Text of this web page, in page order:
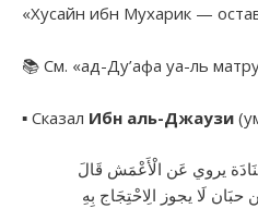
«Хусайн ибн Мухарик —
📚 См. «ад-Ду’афа уа-ль
▪︎ Сказал Ибн аль-Джаузи
يروي عَن الْأَعْمَش قَالَ
لَا يجوز الِاحْتِجَاج بِهِ